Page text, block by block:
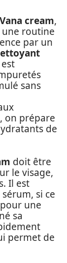
Vana cream,
une routine
par un
est
sans
on prépare
de
doit être
le visage,
Il est
si ce
une
sa
permet de